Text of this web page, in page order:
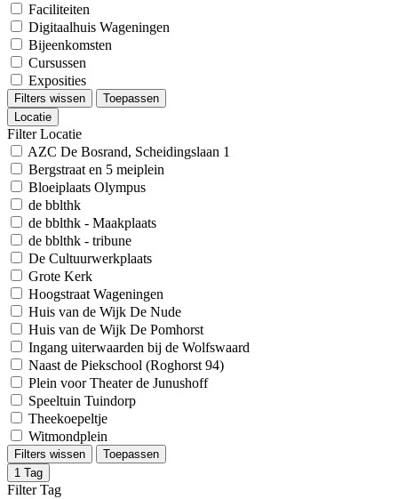
Faciliteiten
Digitaalhuis Wageningen
Bijeenkomsten
Cursussen
Exposities
Filters wissen
Toepassen
Locatie
Filter Locatie
AZC De Bosrand, Scheidingslaan 1
Bergstraat en 5 meiplein
Bloeiplaats Olympus
de bblthk
de bblthk - Maakplaats
de bblthk - tribune
De Cultuurwerkplaats
Grote Kerk
Hoogstraat Wageningen
Huis van de Wijk De Nude
Huis van de Wijk De Pomhorst
Ingang uiterwaarden bij de Wolfswaard
Naast de Piekschool (Roghorst 94)
Plein voor Theater de Junushoff
Speeltuin Tuindorp
Theekoepeltje
Witmondplein
Filters wissen
Toepassen
1 Tag
Filter Tag